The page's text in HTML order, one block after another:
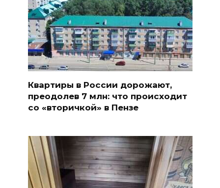
Квартиры в России дорожают,
преодолев 7 млн: что происходит
со «вторичкой» в Пензе